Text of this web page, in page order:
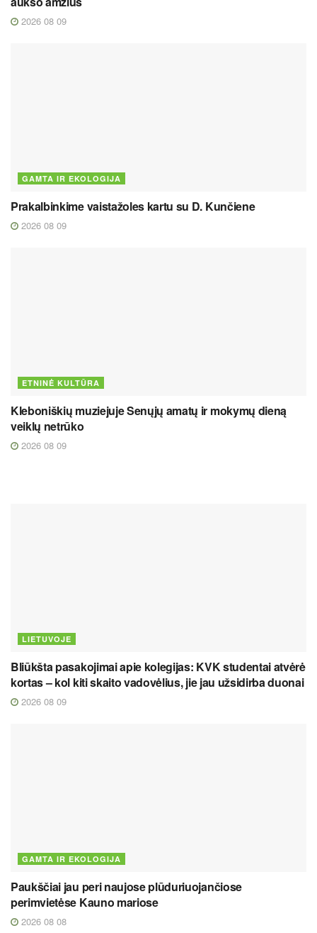
2026 08 09
GAMTA IR EKOLOGIJA
Prakalbinkime vaistažoles kartu su D. Kunčiene
2026 08 09
ETNINĖ KULTŪRA
Kleboniškių muziejuje Senųjų amatų ir mokymų dieną
veiklų netrūko
2026 08 09
LIETUVOJE
Bliūkšta pasakojimai apie kolegijas: KVK studentai atvėrė
kortas – kol kiti skaito vadovėlius, jie jau užsidirba duonai
2026 08 09
GAMTA IR EKOLOGIJA
Paukščiai jau peri naujose plūduriuojančiose
perimvietėse Kauno mariose
2026 08 08